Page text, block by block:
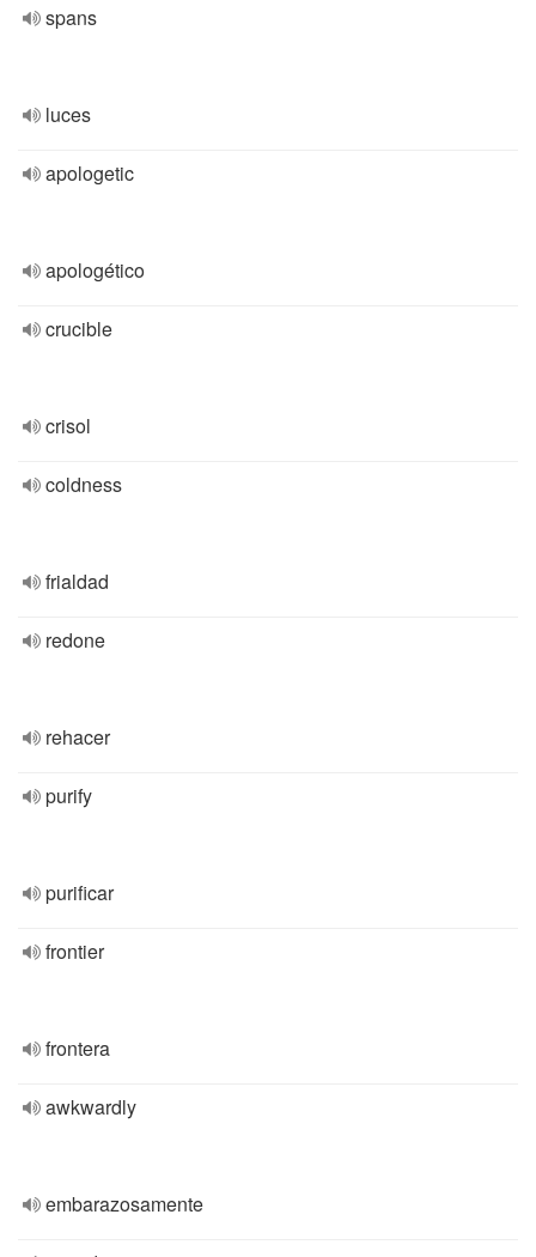
spans
luces
apologetic
apologético
crucible
crisol
coldness
frialdad
redone
rehacer
purify
purificar
frontier
frontera
awkwardly
embarazosamente